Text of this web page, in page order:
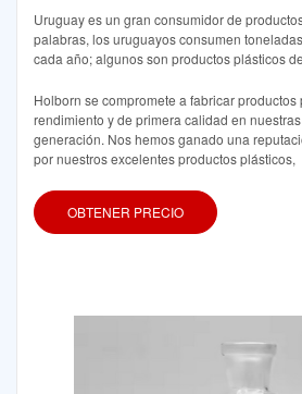
Uruguay es un gran consumidor de
palabras, los uruguayos consumen
cada año; algunos son productos plásticos
Holborn se compromete a fabricar productos
rendimiento y de primera calidad en
generación. Nos hemos ganado una
por nuestros excelentes productos plásticos,
OBTENER PRECIO